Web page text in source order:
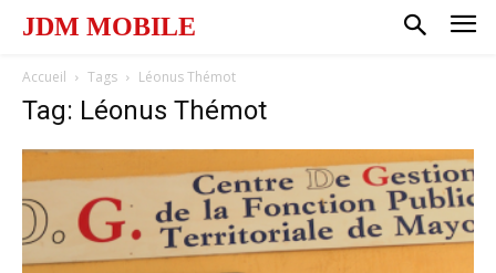
JDM MOBILE
Accueil Tags Léonus Thémot
Tag: Léonus Thémot